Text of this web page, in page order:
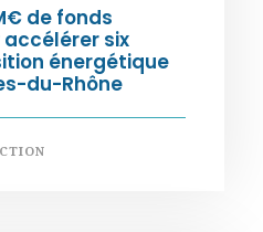
de fonds
six
énergétique
du-Rhône